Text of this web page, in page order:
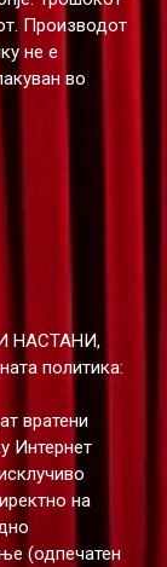
Производот
не е
во
НАСТАНИ,
политика:
вратени
Интернет
на
(одпечатен